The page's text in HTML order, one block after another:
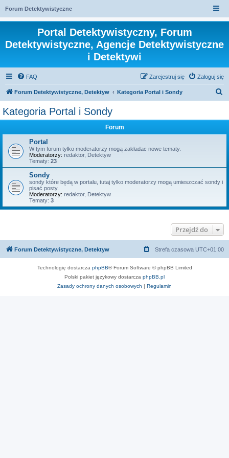
Forum Detektywistyczne
Portal Detektywistyczny, Forum
Detektywistyczne, Agencje Detektywistyczne
i Detektywi
FAQ Zaloguj się
Zarejestruj się
Forum Detektywistyczne, Detektyw Kategoria Portal i Sondy
Kategoria Portal i Sondy
Forum
Portal
W tym forum tylko moderatorzy mogą zakładac nowe tematy.
Moderatorzy: redaktor, Detektyw
Tematy: 23
Sondy
sondy które będą w portalu, tutaj tylko moderatorzy mogą umieszczać sondy i
pisać posty.
Moderatorzy: redaktor, Detektyw
Tematy: 3
Przejdź do
Forum Detektywistyczne, Detektyw Strefa czasowa UTC+01:00
Technologię dostarcza phpBB® Forum Software © phpBB Limited
Polski pakiet językowy dostarcza phpBB.pl
Zasady ochrony danych osobowych | Regulamin